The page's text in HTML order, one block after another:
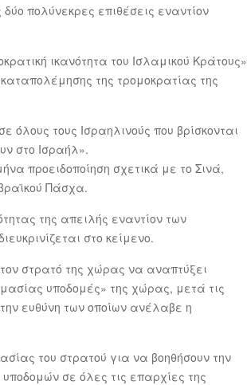
πολύνεκρες επιθέσεις εναντίον
ικανότητα του Ισλαμικού Κράτους»
της τρομοκρατίας της
όλους τους Ισραηλινούς που βρίσκονται
στο Ισραήλ».
προειδοποίηση σχετικά με το Σινά,
Πάσχα.
της απειλής εναντίον των
στο κείμενο.
στρατό της χώρας να αναπτύξει
υποδομές» της χώρας, μετά τις
ευθύνη των οποίων ανέλαβε η
του στρατού για να βοηθήσουν την
σε όλες τις επαρχίες της